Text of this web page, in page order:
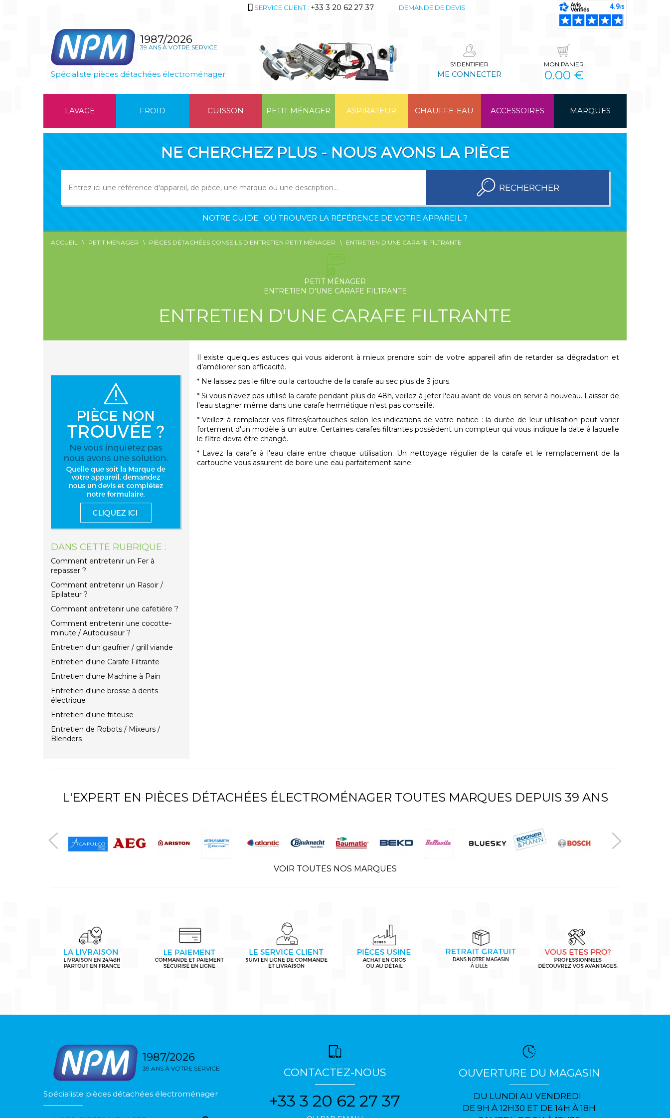
SERVICE CLIENT : +33 3 20 62 27 37 DEMANDE DE DEVIS
1987/2026
39 ANS À VOTRE SERVICE
Spécialiste pièces détachées électroménager
S'IDENTIFIER
ME CONNECTER
MON PANIER
0.00 €
LAVAGE FROID CUISSON PETIT MÉNAGER ASPIRATEUR CHAUFFE-EAU ACCESSOIRES MARQUES
NE CHERCHEZ PLUS - NOUS AVONS LA PIÈCE
RECHERCHER
NOTRE GUIDE : OÙ TROUVER LA RÉFÉRENCE DE VOTRE APPAREIL ?
ACCUEIL PETIT MÉNAGER PIÈCES DÉTACHÉES CONSEILS D'ENTRETIEN PETIT MÉNAGER ENTRETIEN D'UNE CARAFE FILTRANTE
PETIT MÉNAGER
ENTRETIEN D'UNE CARAFE FILTRANTE
ENTRETIEN D'UNE CARAFE FILTRANTE
DANS CETTE RUBRIQUE :
Comment entretenir un Fer à
repasser ?
Comment entretenir un Rasoir /
Epilateur ?
Comment entretenir une cafetière ?
Comment entretenir une cocotte-
minute / Autocuiseur ?
Entretien d'un gaufrier / grill viande
Entretien d'une Carafe Filtrante
Entretien d'une Machine à Pain
Entretien d'une brosse à dents
électrique
Entretien d'une friteuse
Entretien de Robots / Mixeurs /
Blenders
Il existe quelques astuces qui vous aideront à mieux prendre soin de votre appareil afin de retarder sa dégradation et
d’améliorer son efficacité.
* Ne laissez pas le filtre ou la cartouche de la carafe au sec plus de 3 jours.
* Si vous n'avez pas utilisé la carafe pendant plus de 48h, veillez à jeter l'eau avant de vous en servir à nouveau. Laisser de
l'eau stagner même dans une carafe hermétique n'est pas conseillé.
* Veillez à remplacer vos filtres/cartouches selon les indications de votre notice : la durée de leur utilisation peut varier
fortement d'un modèle à un autre. Certaines carafes filtrantes possèdent un compteur qui vous indique la date à laquelle
le filtre devra être changé.
* Lavez la carafe à l'eau claire entre chaque utilisation. Un nettoyage régulier de la carafe et le remplacement de la
cartouche vous assurent de boire une eau parfaitement saine.
L'EXPERT EN PIÈCES DÉTACHÉES ÉLECTROMÉNAGER TOUTES MARQUES DEPUIS 39 ANS
VOIR TOUTES NOS MARQUES
1987/2026
39 ANS À VOTRE SERVICE
Spécialiste pièces détachées électroménager
CONTACTEZ-NOUS
+33 3 20 62 27 37
OUVERTURE DU MAGASIN
DU LUNDI AU VENDREDI :
DE 9H À 12H30 ET DE 14H À 18H